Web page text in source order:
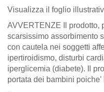
Visualizza il foglio
AVVERTENZE Il prodotto,
scarsissimo assorbimento
con cautela nei soggetti
ipertiroidismo, disturbi
iperglicemia (diabete). Il
portata dei bambini poiche'